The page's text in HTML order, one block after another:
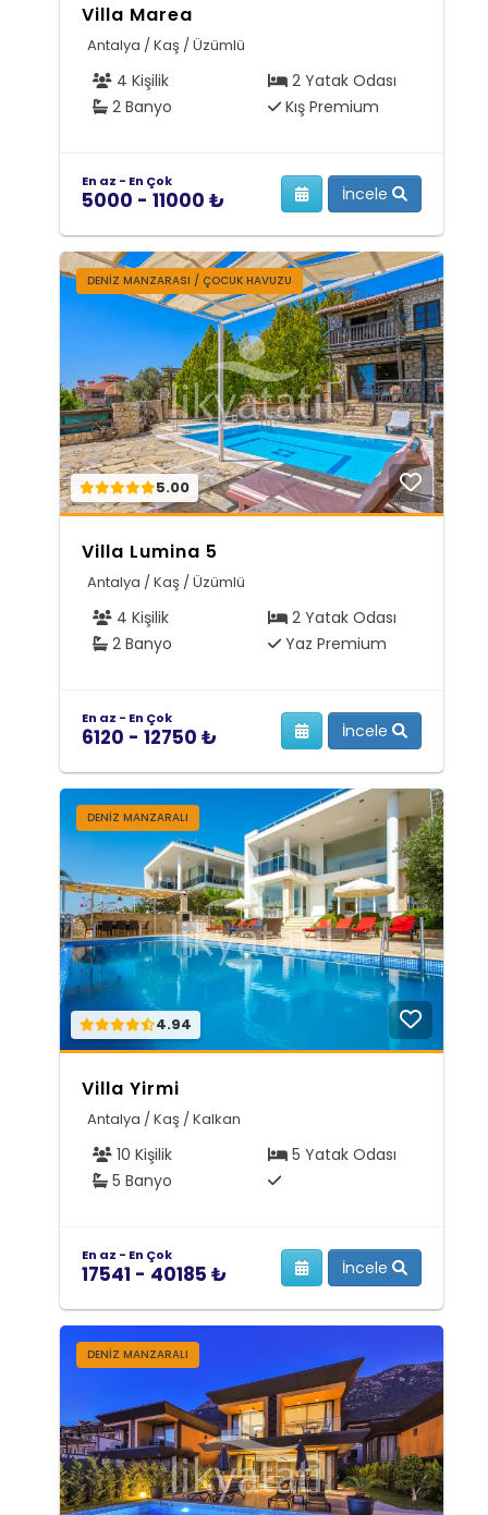
Villa Marea
Antalya / Kaş / Üzümlü
4 Kişilik
2 Yatak Odası
2 Banyo
Kış Premium
En az - En Çok
5000 - 11000 ₺ İncele
DENIZ MANZARASI / ÇOCUK HAVUZU
5.00
Villa Lumina 5
Antalya / Kaş / Üzümlü
4 Kişilik
2 Yatak Odası
2 Banyo
Yaz Premium
En az - En Çok
6120 - 12750 ₺ İncele
DENIZ MANZARALI
4.94
Villa Yirmi
Antalya / Kaş / Kalkan
10 Kişilik
5 Yatak Odası
5 Banyo
En az - En Çok
17541 - 40185 ₺ İncele
DENIZ MANZARALI